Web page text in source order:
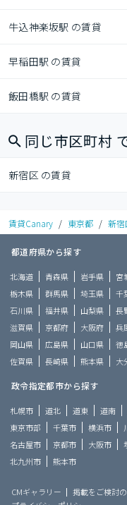
牛込神楽坂駅 の賃貸
早稲田駅 の賃貸
飯田橋駅 の賃貸
同じ市区町村
新宿区 の賃貸
賃貸Canary / 東京都 / 新宿
都道府県から探す
北海道 青森県 岩手県 宮
栃木県
群馬県 埼玉県 千
石川県
福井県 山梨県 長
滋賀県
京都府 大阪府 兵
岡山県
広島県 山口県 徳
佐賀県
長崎県 熊本県 大
政令指定都市から探す
札幌市 道北 道東 道南
東京市部
千葉市 横浜市
名古屋市
京都市 大阪市
北九州市
熊本市
CMギャラリー 掲載をご検討